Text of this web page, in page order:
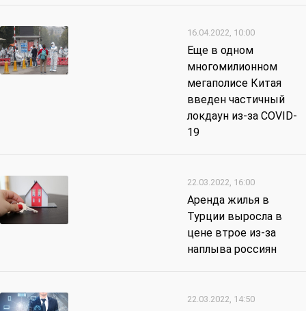
16.04.2022, 10:00
Еще в одном
многомилионном
мегаполисе Китая
введен частичный
локдаун из-за COVID-
19
22.03.2022, 16:00
Аренда жилья в
Турции выросла в
цене втрое из-за
наплыва россиян
22.03.2022, 14:50